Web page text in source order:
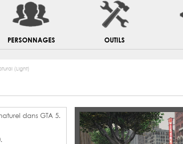
PERSONNAGES OUTILS
(Light)
dans GTA 5.